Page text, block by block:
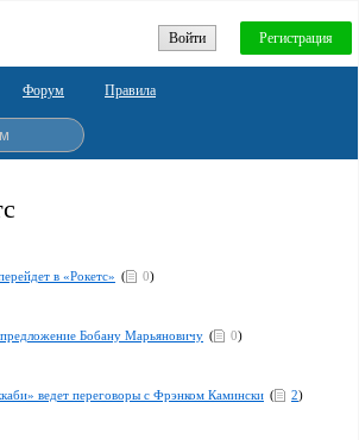
Войти Регистрация
Форум Правила
в «Рокетс» ( 0)
Бобану Марьяновичу ( 0)
ведет переговоры с Фрэнком Камински ( 2)